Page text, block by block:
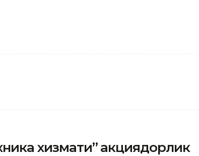
хизмати” акциядорлик